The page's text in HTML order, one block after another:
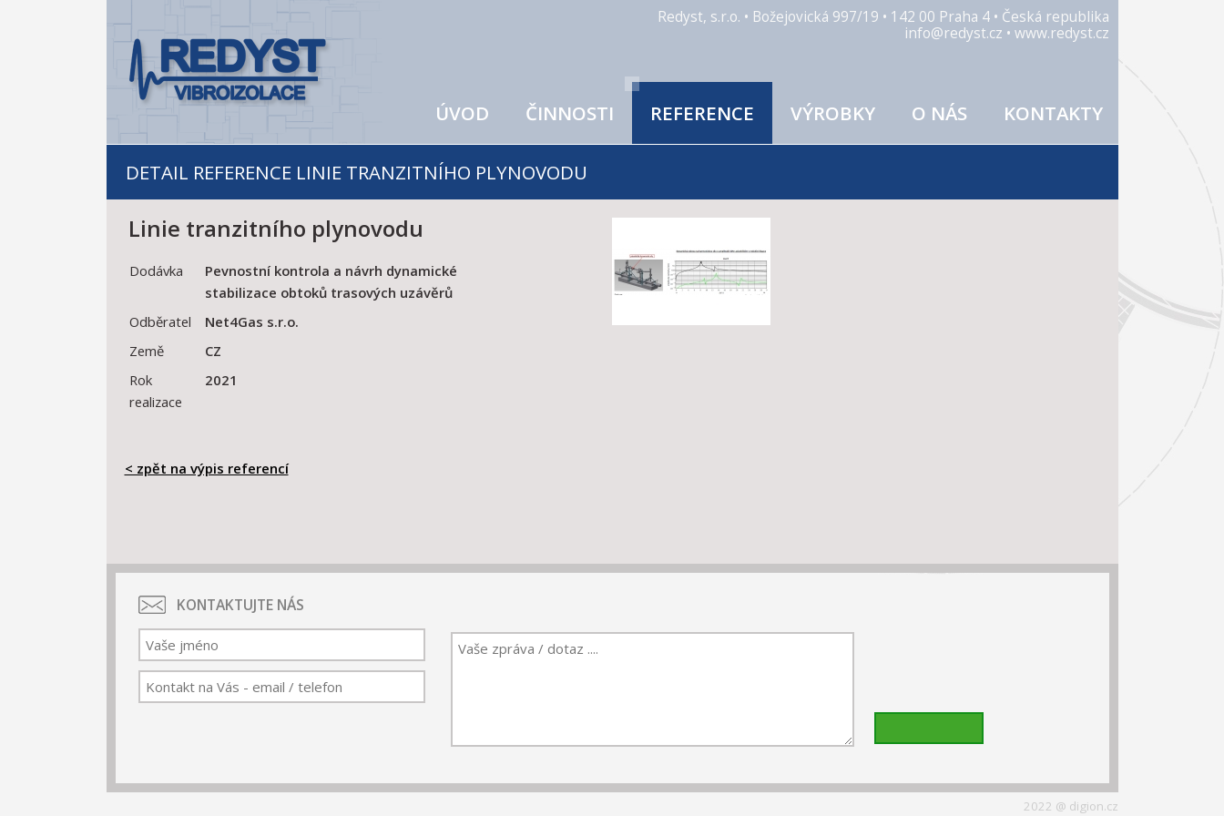
Redyst, s.r.o. • Božejovická 997/19 • 142 00 Praha 4 • Česká republika
info@redyst.cz • www.redyst.cz
ÚVOD ČINNOSTI REFERENCE VÝROBKY O NÁS KONTAKTY
DETAIL REFERENCE LINIE TRANZITNÍHO PLYNOVODU
Linie tranzitního plynovodu
Dodávka
Pevnostní kontrola a návrh dynamické
stabilizace obtoků trasových uzávěrů
Odběratel
Net4Gas s.r.o.
Země
CZ
Rok
realizace
2021
< zpět na výpis referencí
KONTAKTUJTE NÁS
2022 @ digion.cz